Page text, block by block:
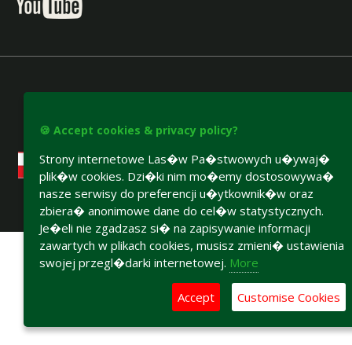
Accesibility declaration
🍪 Accept cookies & privacy policy?
Strony internetowe Las�w Pa�stwowych u�ywaj�
plik�w cookies. Dzi�ki nim mo�emy dostosowywa�
nasze serwisy do preferencji u�ytkownik�w oraz
zbiera� anonimowe dane do cel�w statystycznych.
Je�eli nie zgadzasz si� na zapisywanie informacji
zawartych w plikach cookies, musisz zmieni� ustawienia
swojej przegl�darki internetowej. More
Accept Customise Cookies